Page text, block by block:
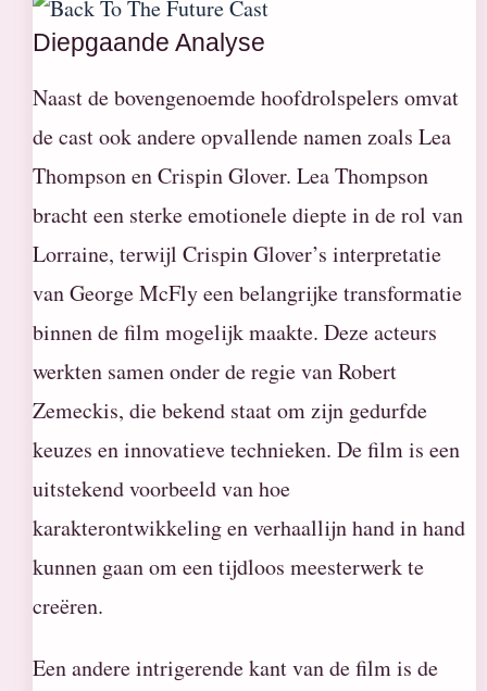
Diepgaande Analyse
Naast de bovengenoemde hoofdrolspelers omvat
de cast ook andere opvallende namen zoals Lea
Thompson en Crispin Glover. Lea Thompson
bracht een sterke emotionele diepte in de rol van
Lorraine, terwijl Crispin Glover’s interpretatie
van George McFly een belangrijke transformatie
binnen de film mogelijk maakte. Deze acteurs
werkten samen onder de regie van Robert
Zemeckis, die bekend staat om zijn gedurfde
keuzes en innovatieve technieken. De film is een
uitstekend voorbeeld van hoe
karakterontwikkeling en verhaallijn hand in hand
kunnen gaan om een tijdloos meesterwerk te
creëren.
Een andere intrigerende kant van de film is de